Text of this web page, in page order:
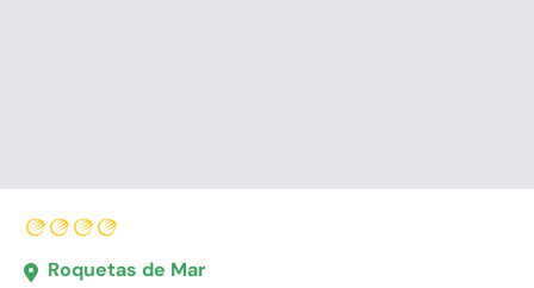
Roquetas de Mar